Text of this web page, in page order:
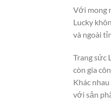
Với mong
Lucky
và ngoài
Trang sức
còn gia
Khác
với sản